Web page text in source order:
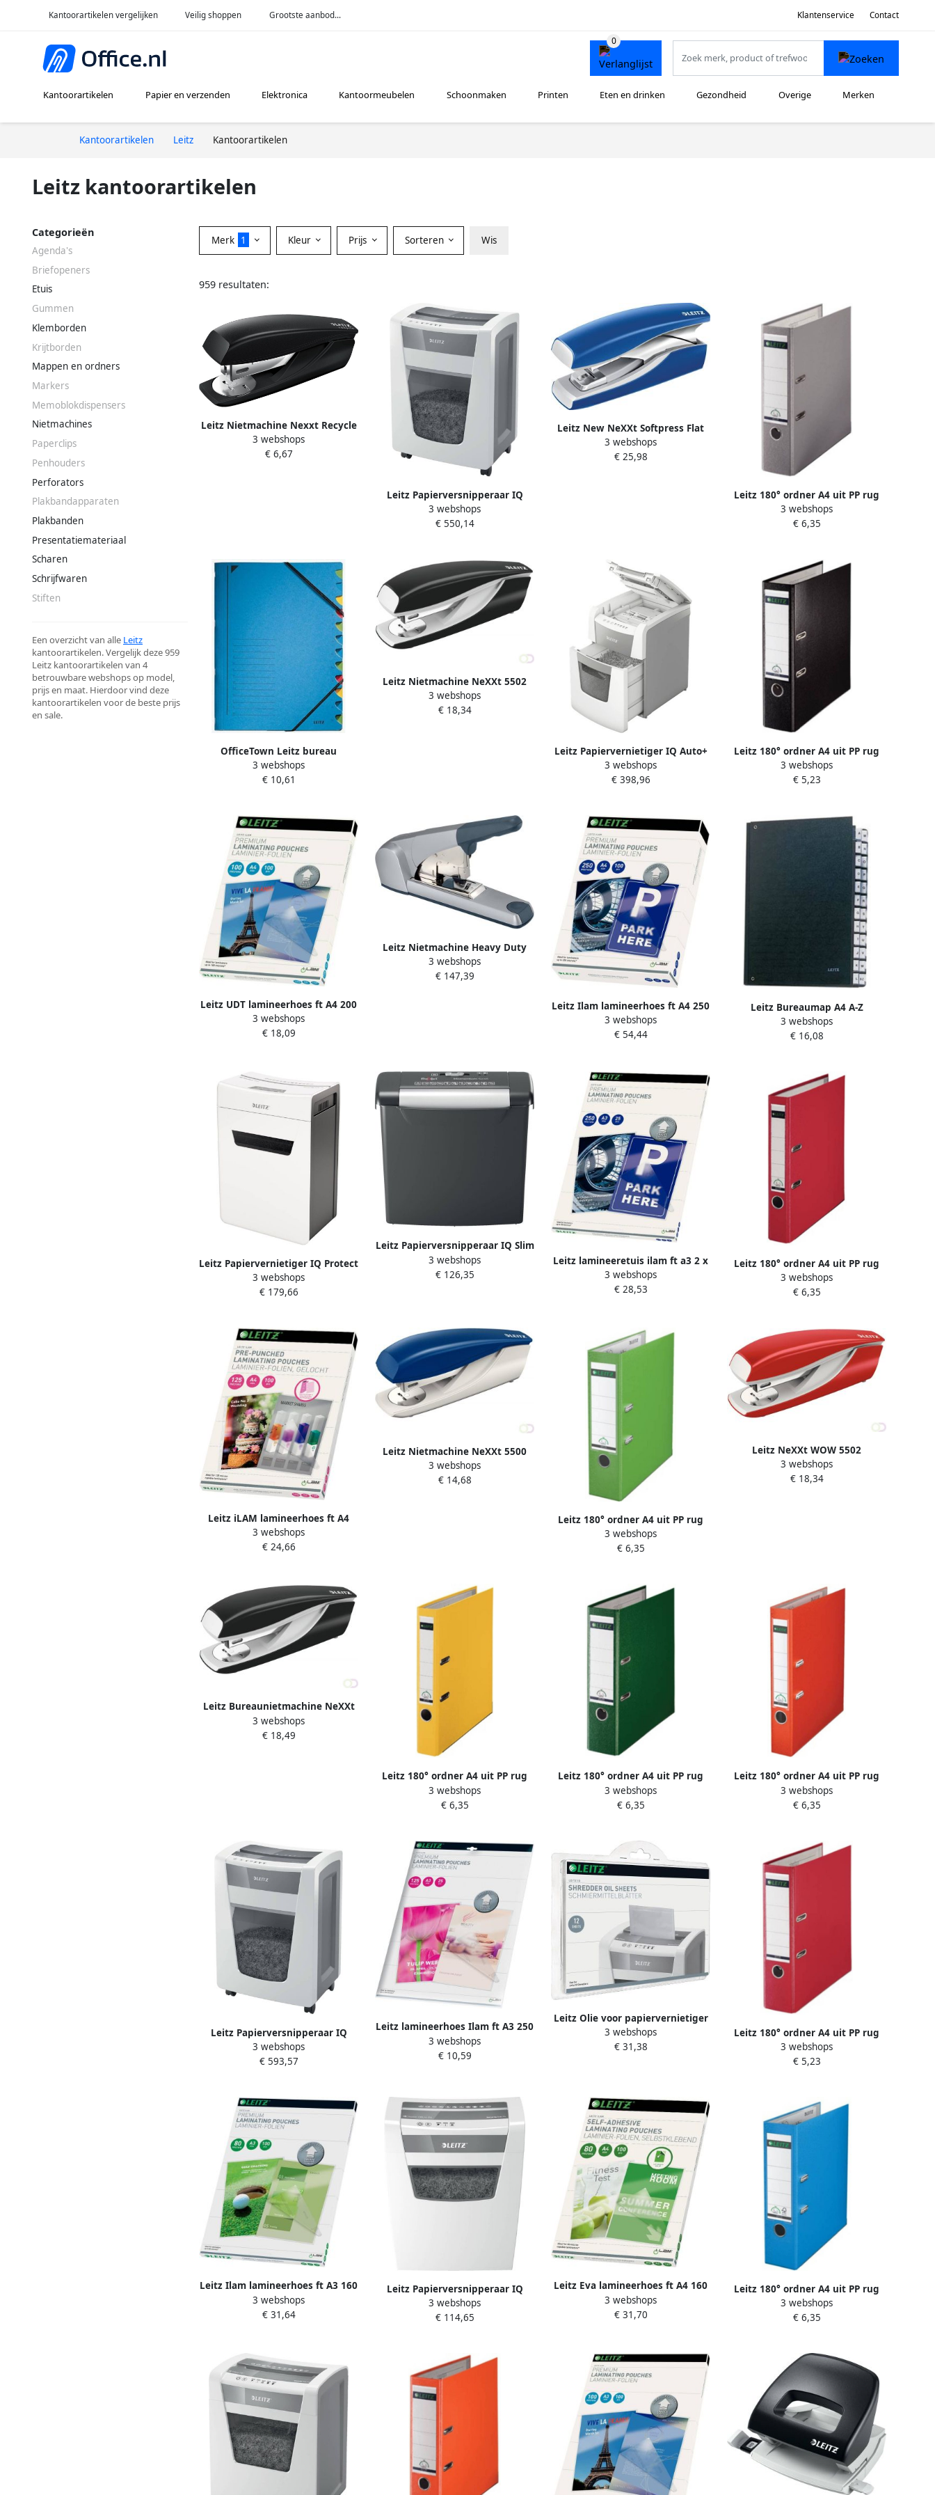
Kantoorartikelen vergelijken Veilig shoppen Grootste aanbod... Klantenservice Contact
Kantoorartikelen Papier en verzenden Elektronica Kantoormeubelen Schoonmaken Printen Eten en drinken Gezondheid Overige Merken
Kantoorartikelen Leitz Kantoorartikelen
Leitz kantoorartikelen
Categorieën
Agenda's
Briefopeners
Etuis
Gummen
Klemborden
Krijtborden
Mappen en ordners
Markers
Memoblokdispensers
Nietmachines
Paperclips
Penhouders
Perforators
Plakbandapparaten
Plakbanden
Presentatiemateriaal
Scharen
Schrijfwaren
Stiften
Een overzicht van alle Leitz
kantoorartikelen. Vergelijk deze 959
Leitz kantoorartikelen van 4
betrouwbare webshops op model,
prijs en maat. Hierdoor vind deze
kantoorartikelen voor de beste prijs
en sale.
Merk 1 Kleur Prijs Sorteren Wis
959 resultaten:
Leitz Nietmachine Nexxt Recycle
klimaatneutraal klein 25 vel
zwart
3 webshops
€ 6,67
Leitz Papierversnipperaar IQ
Office Pro P4 snippers 4x40mm
3 webshops
€ 550,14
Leitz New NeXXt Softpress Flat
Clinch nietmachine blauw
3 webshops
€ 25,98
Leitz 180° ordner A4 uit PP rug
van 8 cm grijs
3 webshops
€ 6,35
OfficeTown Leitz bureau
sorteermap karton ft A4 12 tabs
blauw
3 webshops
€ 10,61
Leitz Nietmachine NeXXt 5502
30vel 24 6 zwart
3 webshops
€ 18,34
Leitz Papiervernietiger IQ Auto+
Small Office 100 P5 snippers
2x15mm
3 webshops
€ 398,96
Leitz 180° ordner A4 uit PP rug
van 8 cm zwart
3 webshops
€ 5,23
Leitz UDT lamineerhoes ft A4 200
micron (2 x 100 micron) pak van
100 stuks
3 webshops
€ 18,09
Leitz Nietmachine Heavy Duty
Flat Clinch 120 vel zilver
3 webshops
€ 147,39
Leitz Ilam lamineerhoes ft A4 250
micron (2 x 250 micron) pak van
100 stuks
3 webshops
€ 54,44
Leitz Bureaumap A4 A-Z
internationaal karton zwart
3 webshops
€ 16,08
Leitz Papiervernietiger IQ Protect
Premium 10X snippers 4x40mm
3 webshops
€ 179,66
Leitz Papierversnipperaar IQ Slim
Home Office P4 snippers 4x28mm
3 webshops
€ 126,35
Leitz lamineeretuis ilam ft a3 2 x
250 micron (500 micron ) pak van
25 stuks
3 webshops
€ 28,53
Leitz 180° ordner A4 uit PP rug
van 5 cm rood
3 webshops
€ 6,35
Leitz iLAM lamineerhoes ft A4
250 micron (2 x 125 micron)
geperforeerd pak van 100 stuks
3 webshops
€ 24,66
Leitz Nietmachine NeXXt 5500
30vel 24 6 blauw
3 webshops
€ 14,68
Leitz 180° ordner A4 uit PP rug
van 8 cm lichtgroen
3 webshops
€ 6,35
Leitz NeXXt WOW 5502
nietmachine rood 30 stuks
3 webshops
€ 18,34
Leitz Bureaunietmachine NeXXt
metalen 30 vel zwart blister
3 webshops
€ 18,49
Leitz 180° ordner A4 uit PP rug
van 5 cm geel
3 webshops
€ 6,35
Leitz 180° ordner A4 uit PP rug
van 8 cm groen
3 webshops
€ 6,35
Leitz 180° ordner A4 uit PP rug
van 5 cm lichtrood
3 webshops
€ 6,35
Leitz Papierversnipperaar IQ
Office Pro P5 snippers 2x15mm
3 webshops
€ 593,57
Leitz lamineerhoes Ilam ft A3 250
micron (2 x 125 micron) pak van
25 stuks
3 webshops
€ 10,59
Leitz Olie voor papiervernietiger
sheet IQ 12vel
3 webshops
€ 31,38
Leitz 180° ordner A4 uit PP rug
van 8 cm rood
3 webshops
€ 5,23
Leitz Ilam lamineerhoes ft A3 160
micron (2 x 80 micron) pak van
100 stuks
3 webshops
€ 31,64
Leitz Papierversnipperaar IQ
Home Office P4 snippers 4x28mm
3 webshops
€ 114,65
Leitz Eva lamineerhoes ft A4 160
micron (2 x 80 micron)
zelfklevend pak van 100 stuks
3 webshops
€ 31,70
Leitz 180° ordner A4 uit PP rug
van 8 cm lichtblauw
3 webshops
€ 6,35